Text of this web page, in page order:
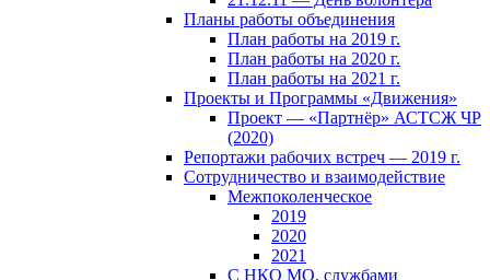
Планы работы объединения
План работы на 2019 г.
План работы на 2020 г.
План работы на 2021 г.
Проекты и Программы «Движения»
Проект — «Партнёр» АСТСЖ ЧР
(2020)
Репортажи рабочих встреч — 2019 г.
Сотрудничество и взаимодействие
Межпоколенческое
2019
2020
2021
С НКО МО, службами